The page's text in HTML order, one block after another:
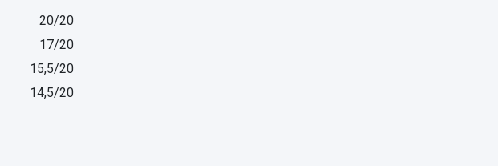
20/20
17/20
15,5/20
14,5/20